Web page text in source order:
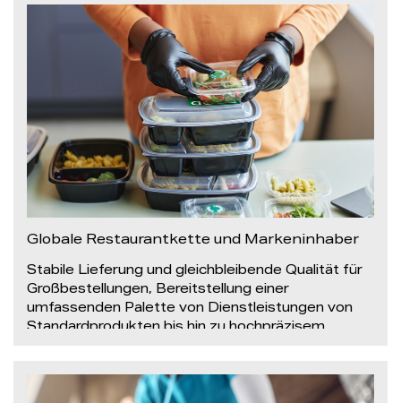
Nachrichten
Kontakt
Globale Restaurantkette und Markeninhaber
Stabile Lieferung und gleichbleibende Qualität für
Großbestellungen, Bereitstellung einer
umfassenden Palette von Dienstleistungen von
Standardprodukten bis hin zu hochpräzisem
Markenwerbung umgewandelt werden.